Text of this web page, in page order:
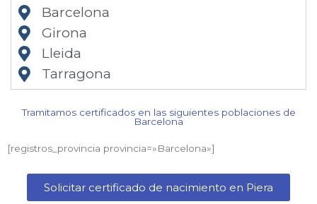
Barcelona
Girona
Lleida
Tarragona
Tramitamos certificados en las siguientes poblaciones de
Barcelona​
[registros_provincia provincia=»Barcelona​»]
Solicitar certificado de nacimiento en Piera​